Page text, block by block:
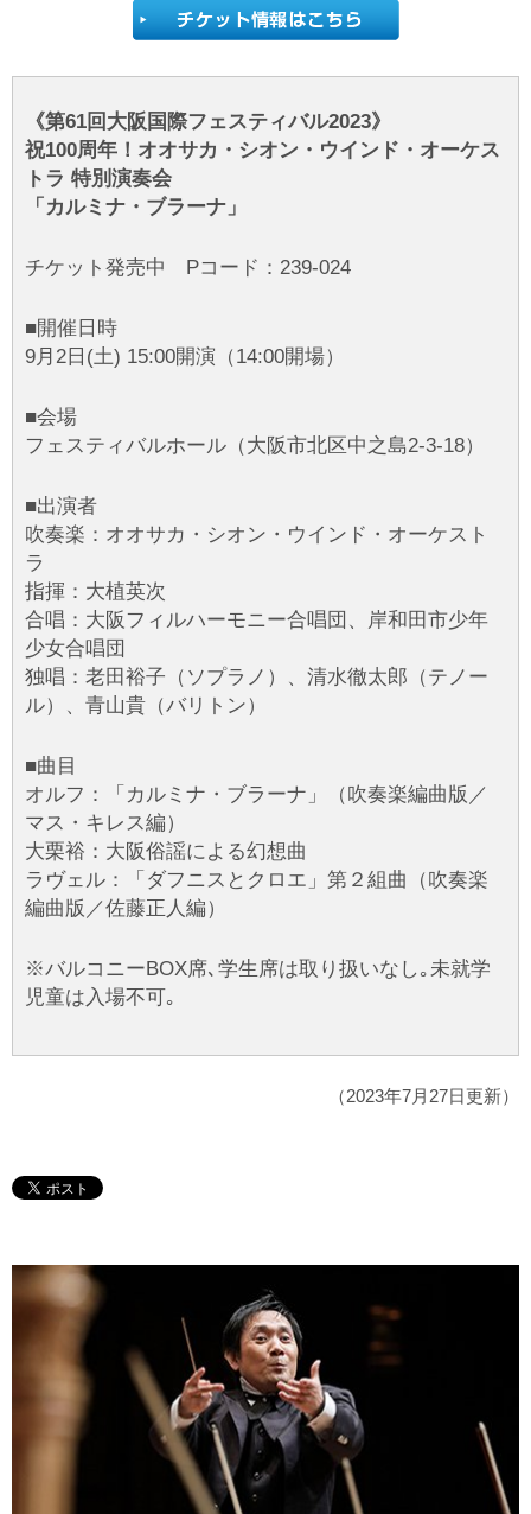
《第61回大阪国際フェスティバル2023》
祝100周年！オオサカ・シオン・ウインド・オーケス
トラ 特別演奏会
「カルミナ・ブラーナ」
チケット発売中 Pコード：239-024
■開催日時
9月2日(土) 15:00開演（14:00開場）
■会場
フェスティバルホール（大阪市北区中之島2-3-18）
■出演者
吹奏楽：オオサカ・シオン・ウインド・オーケスト
ラ
指揮：大植英次
合唱：大阪フィルハーモニー合唱団、岸和田市少年
少女合唱団
独唱：老田裕子（ソプラノ）、清水徹太郎（テノー
ル）、青山貴（バリトン）
■曲目
オルフ：「カルミナ・ブラーナ」（吹奏楽編曲版／
マス・キレス編）
大栗裕：大阪俗謡による幻想曲
ラヴェル：「ダフニスとクロエ」第２組曲（吹奏楽
編曲版／佐藤正人編）
※バルコニーBOX席､学生席は取り扱いなし｡未就学
児童は入場不可｡
（2023年7月27日更新）